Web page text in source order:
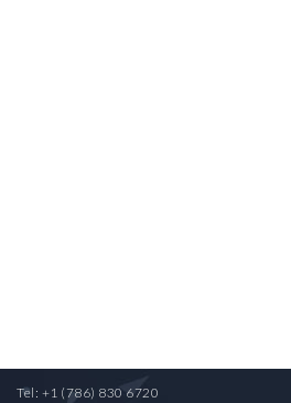
Tel: +1 (786) 830 6720